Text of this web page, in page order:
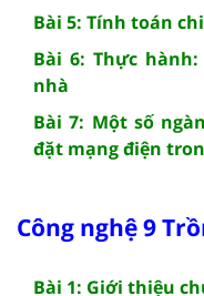
Bài 5: Tính toán
Bài 6: Thực
nhà
Bài 7: Một số
đặt mạng điện
Công nghệ 9
Bài 1: Giới thiệu